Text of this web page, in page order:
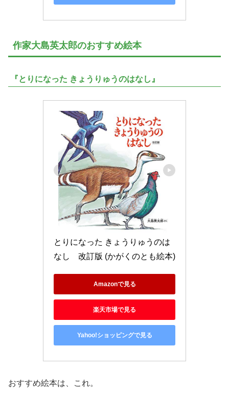
作家大島英太郎のおすすめ絵本
『とりになった きょうりゅうのはなし』
とりになった きょうりゅうのは
なし　改訂版 (かがくのとも絵本)
Amazonで見る
楽天市場で見る
Yahoo!ショッピングで見る
おすすめ絵本は、これ。